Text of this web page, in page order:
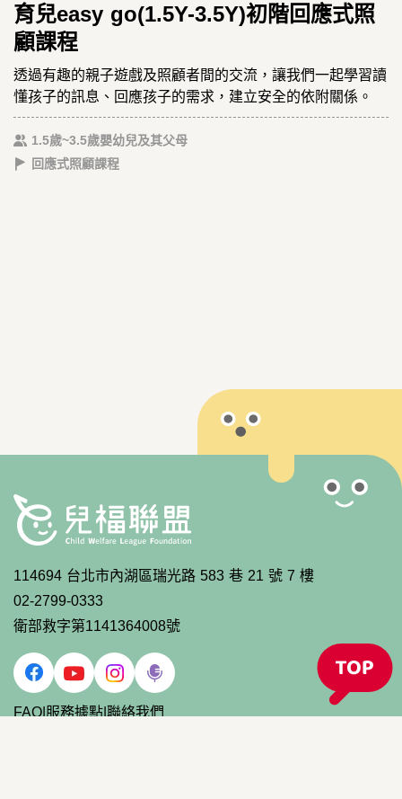
育兒easy go(1.5Y-3.5Y)初階回應式照
顧課程
透過有趣的親子遊戲及照顧者間的交流，讓我們一起學習讀
懂孩子的訊息、回應孩子的需求，建立安全的依附關係。
1.5歲~3.5歲嬰幼兒及其父母
回應式照顧課程
114694 台北市內湖區瑞光路 583 巷 21 號 7 樓
02-2799-0333
衛部救字第1141364008號
FAQ 服務據點 聯絡我們